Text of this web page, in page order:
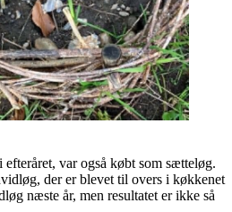
var også købt som sætteløg.
der er blevet til overs i køkkenet
næste år, men resultatet er ikke så